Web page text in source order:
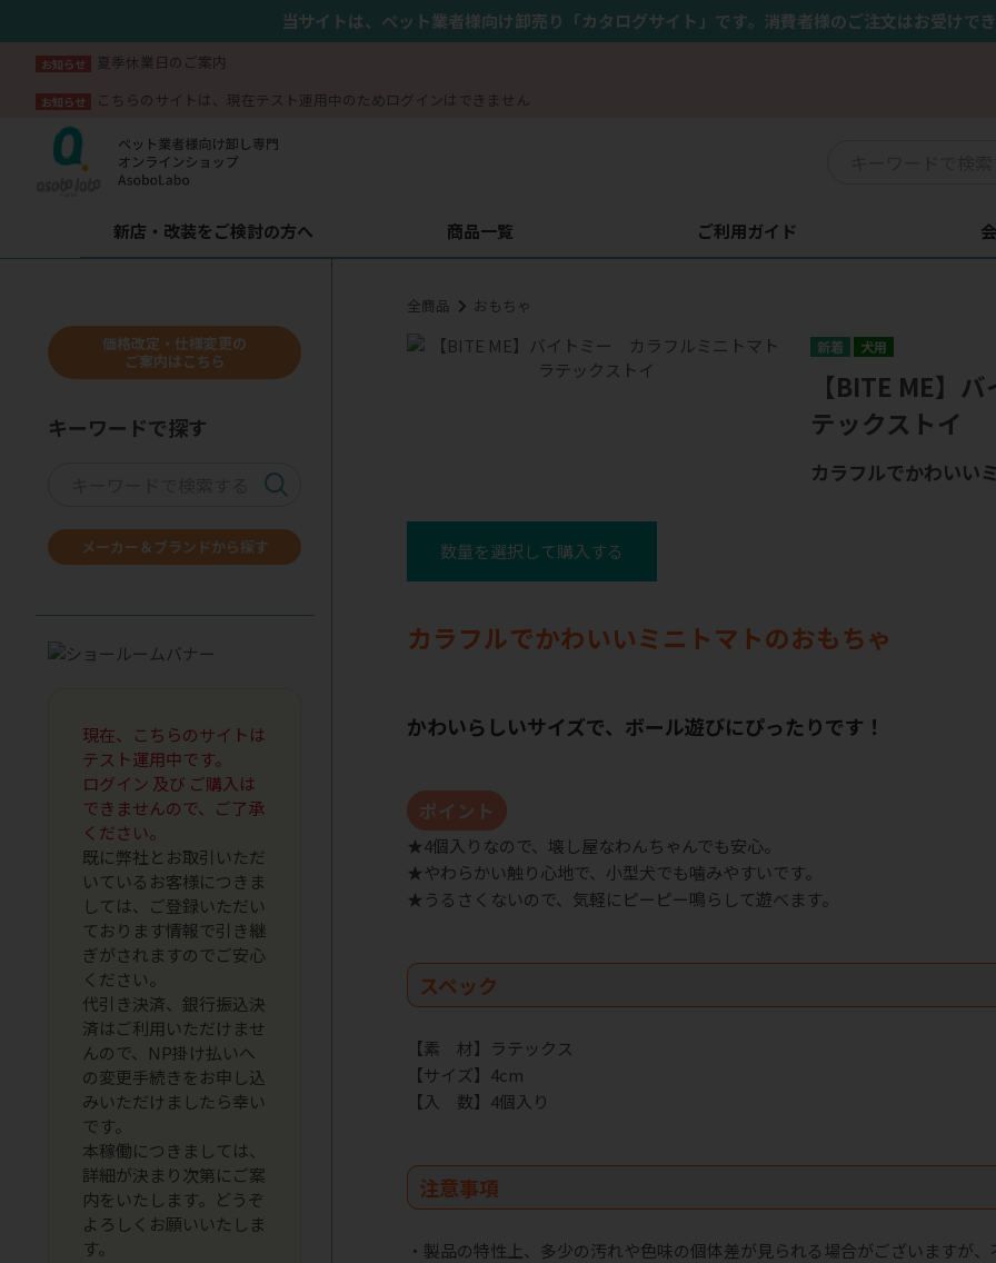
当サイトは、ペット業者様向け卸売り「カタログサイト」です。消費者様のご注文はお受けで
お知らせ 夏季休業日のご案内
お知らせ こちらのサイトは、現在テスト運用中のためログインはできません
新店・改装をご検討の方へ 商品一覧 ご利用ガイド
全商品 おもちゃ
犬用
【BITE ME】
テックストイ
カラフルでかわいい
数量を選択して購入する
カラフルでかわいいミニトマトのおもちゃ
かわいらしいサイズで、ボール遊びにぴったりです！
ポイント
★4個入りなので、壊し屋なわんちゃんでも安心。
★やわらかい触り心地で、小型犬でも噛みやすいです。
★うるさくないので、気軽にピーピー鳴らして遊べます。
スペック
【素 材】ラテックス
【サイズ】4cm
【入 数】4個入り
注意事項
・製品の特性上、多少の汚れや色味の個体差が見られる場合がございますが
価格改定・仕様変更の
ご案内はこちら
キーワードで探す
メーカー＆ブランドから探す
現在、こちらのサイトは
テスト運用中です。
ログイン 及び ご購入は
できませんので、ご了承
ください。
既に弊社とお取引いただ
いているお客様につきま
しては、ご登録いただい
ております情報で引き継
ぎがされますのでご安心
ください。
代引き決済、銀行振込決
済はご利用いただけませ
んので、NP掛け払いへ
の変更手続きをお申し込
みいただけましたら幸い
です。
本稼働につきましては、
詳細が決まり次第にご案
内をいたします。どうぞ
よろしくお願いいたしま
す。